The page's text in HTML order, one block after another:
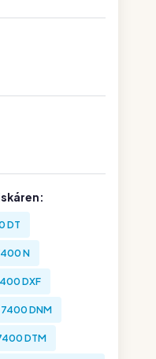
DT
N
DXF
DNM
DTM